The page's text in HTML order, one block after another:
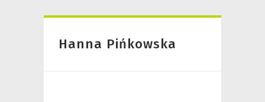
Hanna Pińkowska